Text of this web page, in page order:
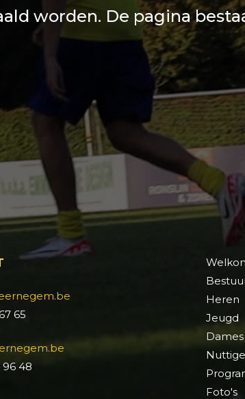
worden. De pagina
65
96 48
Heren
Jeugd
Dames
Foto's